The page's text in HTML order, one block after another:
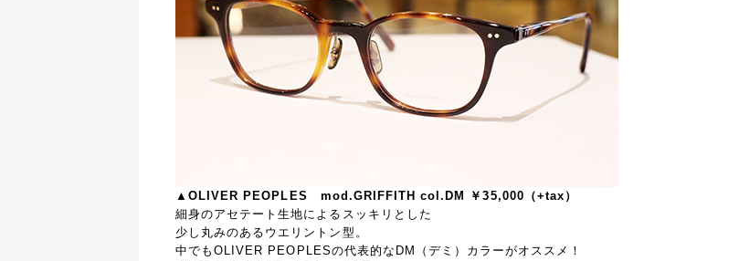
▲OLIVER PEOPLES mod.GRIFFITH col.DM ￥35,000（+tax）
細身のアセテート生地によるスッキリとした
少し丸みのあるウエリントン型。
中でもOLIVER PEOPLESの代表的なDM（デミ）カラーがオススメ！